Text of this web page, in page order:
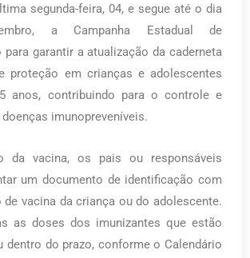
segunda-feira, 04, e segue até o dia
a Campanha Estadual de
para garantir a atualização da caderneta
proteção em crianças e adolescentes
anos, contribuindo para o controle e
imunopreveníveis.
da vacina, os pais ou responsáveis
um documento de identificação com
vacina da criança ou do adolescente.
as doses dos imunizantes que estão
dentro do prazo, conforme o Calendário